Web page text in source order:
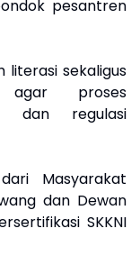
pesantren
literasi sekaligus
proses
dan regulasi
Masyarakat
dan Dewan
SKKNI